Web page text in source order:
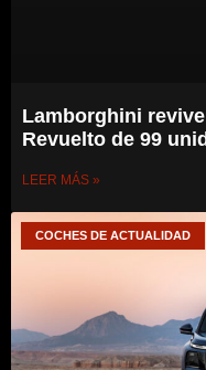
Lamborghini
Revuelto de 99
LEER MÁS »
COCHES DE ACTUALIDAD